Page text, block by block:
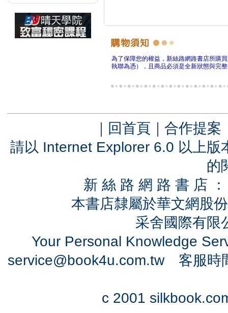
為了保障您的權益，新絲路網路書店所購
執聯為憑），且商品必須是全新狀態與完
｜ 回首頁 ｜ 合作提案
請以 Internet Explorer 6.0 以上
的
新 絲 路 網 路 書 店
本書店隸屬於華文網股
采舍國際有
Your Personal Knowledge
service@book4u.com.tw客服時
c 2001